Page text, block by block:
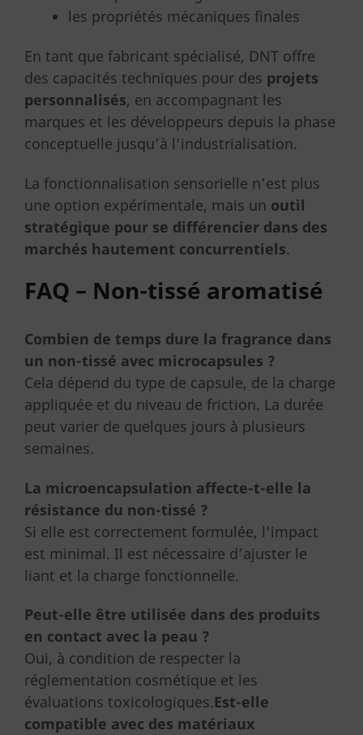
les propriétés mécaniques finales
En tant que fabricant spécialisé, DNT offre
des capacités techniques pour des projets
personnalisés, en accompagnant les
marques et les développeurs depuis la phase
conceptuelle jusqu’à l’industrialisation.
La fonctionnalisation sensorielle n’est plus
une option expérimentale, mais un outil
stratégique pour se différencier dans des
marchés hautement concurrentiels.
FAQ – Non-tissé aromatisé
Combien de temps dure la fragrance dans
un non-tissé avec microcapsules ?
Cela dépend du type de capsule, de la charge
appliquée et du niveau de friction. La durée
peut varier de quelques jours à plusieurs
semaines.
La microencapsulation affecte-t-elle la
résistance du non-tissé ?
Si elle est correctement formulée, l’impact
est minimal. Il est nécessaire d’ajuster le
liant et la charge fonctionnelle.
Peut-elle être utilisée dans des produits
en contact avec la peau ?
Oui, à condition de respecter la
réglementation cosmétique et les
évaluations toxicologiques.Est-elle
compatible avec des matériaux